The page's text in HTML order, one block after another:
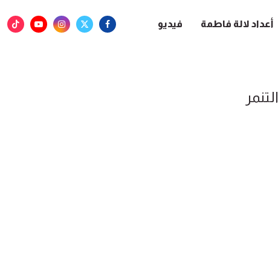
أعداد لالة فاطمة فيديو
التنمر